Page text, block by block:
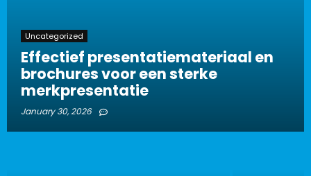
Uncategorized
Effectief presentatiemateriaal en
brochures voor een sterke
merkpresentatie
January 30, 2026